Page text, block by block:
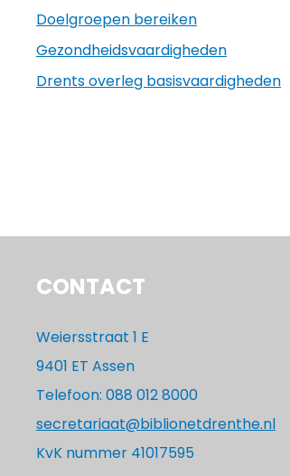
Doelgroepen bereiken
Gezondheidsvaardigheden
Drents overleg basisvaardigheden
CONTACT
Weiersstraat 1 E
9401 ET Assen
Telefoon: 088 012 8000
secretariaat@biblionetdrenthe.nl
KvK nummer 41017595